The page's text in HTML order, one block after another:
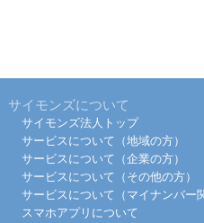
サイモンズについて
サイモンズ法人トップ
サービスについて（地域の方）
サービスについて（企業の方）
サービスについて（その他の方）
サービスについて（マイナンバー
スマホアプリについて